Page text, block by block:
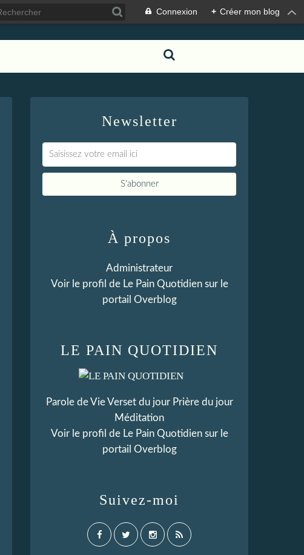
Connexion + Créer mon blog
Newsletter
LE PAIN QUOTIDIEN
Parole de Vie Verset du jour Prière du jour
Méditation
Voir le profil de Le Pain Quotidiensur le
portail Overblog
Suivez-moi
À propos
Administrateur
Voir le profil de Le Pain Quotidiensur le
portail Overblog